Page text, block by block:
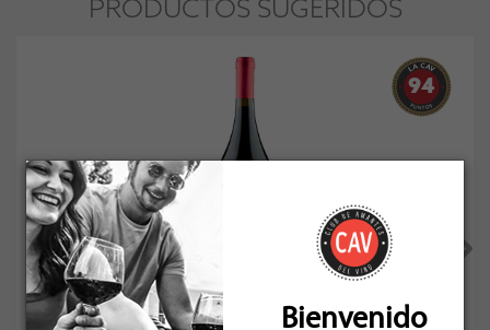
PRODUCTOS SUGERIDOS
94
Santa Cruz Tupu 2023
Socio: $31.491Bienvenido